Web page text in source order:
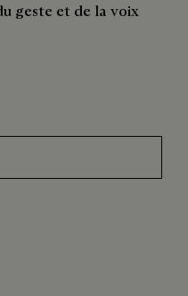
geste et de la voix